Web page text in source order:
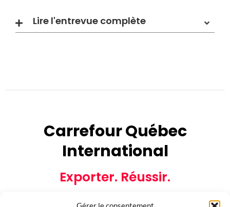
Lire l'entrevue complète
Carrefour Québec
International
Exporter. Réussir.